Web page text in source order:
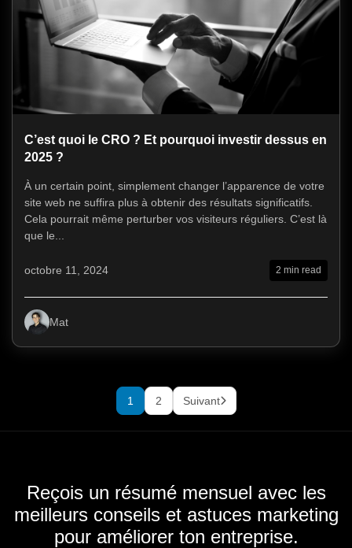
C’est quoi le CRO ? Et pourquoi investir dessus en
2025 ?
À un certain point, simplement changer l’apparence de votre
site web ne suffira plus à obtenir des résultats significatifs.
Cela pourrait même perturber vos visiteurs réguliers. C’est là
que le...
octobre 11, 2024 2 min read
Mat
1 2 Suivant
Reçois un résumé mensuel avec les
meilleurs conseils et astuces marketing
pour améliorer ton entreprise.